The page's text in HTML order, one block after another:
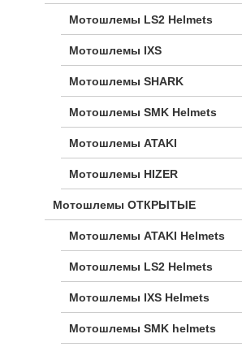
Мотошлемы LS2 Helmets
Мотошлемы IXS
Мотошлемы SHARK
Мотошлемы SMK Helmets
Мотошлемы ATAKI
Мотошлемы HIZER
Мотошлемы ОТКРЫТЫЕ
Мотошлемы ATAKI Helmets
Мотошлемы LS2 Helmets
Мотошлемы IXS Helmets
Мотошлемы SMK helmets